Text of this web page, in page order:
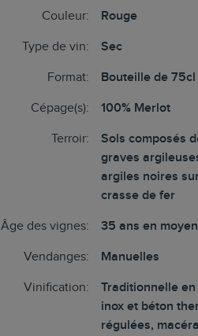
Couleur: Rouge
Type de vin: Sec
Format: Bouteille de 75cl
Cépage(s): 100% Merlot
Terroir:
Sols composés
graves
argiles noires
crasse de fer
Âge des vignes: 35 ans en
Vendanges: Manuelles
Vinification:
Traditionnelle en
inox et béton
régulées,